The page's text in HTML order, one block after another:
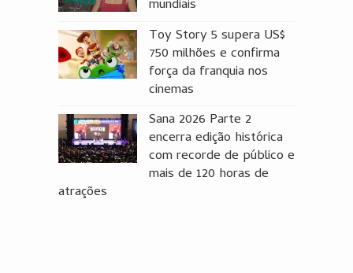
mundiais
Toy Story 5 supera US$
750 milhões e confirma
força da franquia nos
cinemas
Sana 2026 Parte 2
encerra edição histórica
com recorde de público e
mais de 120 horas de
atrações